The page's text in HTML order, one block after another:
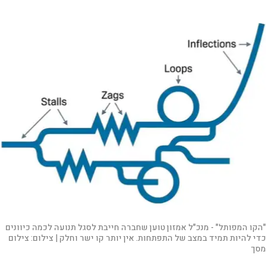
"הקו המפותל" - מנכ"ל אמזון טוען שחברה חייבת לסגל תנועה לכמה כיוונים
כדי להיות תמיד במצב של התפתחות. אין יותר קו ישר וחלק | צילום:צילום
מסך